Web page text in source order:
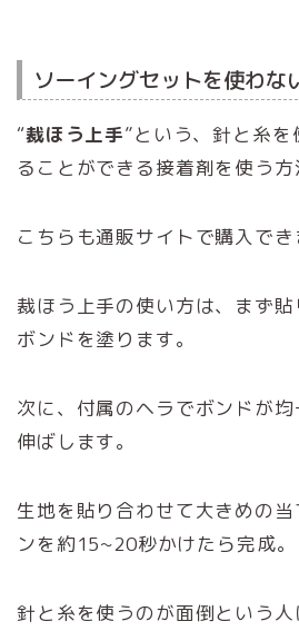
ソーイングセットを使わな
“裁ほう上手”という、針と糸
ることができる接着剤を使う方
こちらも通販サイトで購入でき
裁ほう上手の使い方は、まず
ボンドを塗ります。
次に、付属のヘラでボンドが均
伸ばします。
生地を貼り合わせて大きめの
ンを約15~20秒かけたら完成。
針と糸を使うのが面倒という